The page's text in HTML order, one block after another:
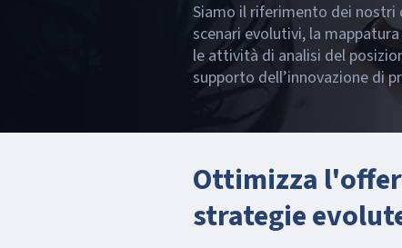
Siamo il riferimento dei nostri
scenari evolutivi, la
le attività di analisi del
supporto dell’innovazione di
Ottimizza
strategie